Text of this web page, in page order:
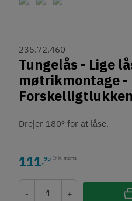
235.72.460
Tungelås - Lige
møtrikmontage -
Drejer 180º for at låse.
111,95 Inkl. moms
- +